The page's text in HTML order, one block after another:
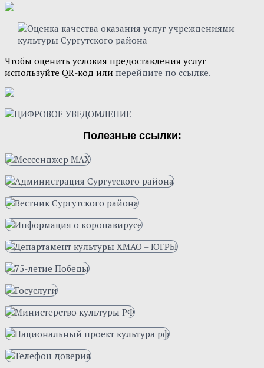
Чтобы оценить условия предоставления услуг
используйте QR-код или перейдите по ссылке.
Полезные ссылки: